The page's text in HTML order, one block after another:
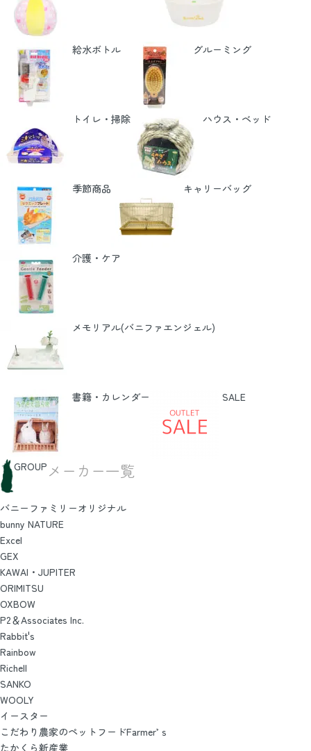
給水ボトル グルーミング
トイレ・掃除 ハウス・ベッド
季節商品 キャリーバッグ
介護・ケア
メモリアル(バニファエンジェル)
書籍・カレンダー SALE
GROUP メーカー一覧
バニーファミリーオリジナル
bunny NATURE
Excel
GEX
KAWAI・JUPITER
ORIMITSU
OXBOW
P2＆Associates Inc.
Rabbit's
Rainbow
Richell
SANKO
WOOLY
イースター
こだわり農家のペットフードFarmer’ｓ
たかくら新産業